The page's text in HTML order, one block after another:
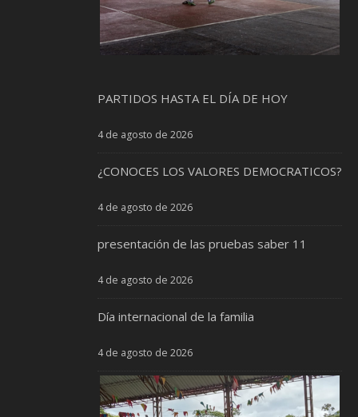
PARTIDOS HASTA EL DÍA DE HOY
4 de agosto de 2026
¿CONOCES LOS VALORES DEMOCRATICOS?
4 de agosto de 2026
presentación de las pruebas saber 11
4 de agosto de 2026
Día internacional de la familia
4 de agosto de 2026